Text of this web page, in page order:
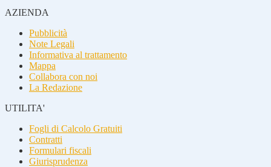
AZIENDA
Pubblicità
Note Legali
Informativa al trattamento
Mappa
Collabora con noi
La Redazione
UTILITA'
Fogli di Calcolo Gratuiti
Contratti
Formulari fiscali
Giurisprudenza